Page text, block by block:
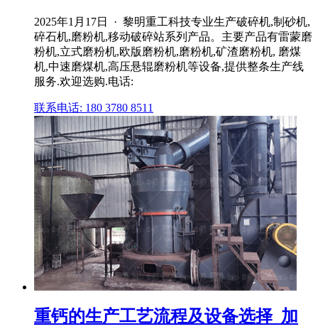
2025年1月17日 · 黎明重工科技专业生产破碎机,制砂机,
碎石机,磨粉机,移动破碎站系列产品。主要产品有雷蒙磨
粉机,立式磨粉机,欧版磨粉机,磨粉机,矿渣磨粉机, 磨煤
机,中速磨煤机,高压悬辊磨粉机等设备,提供整条生产线
服务.欢迎选购.电话:
联系电话: 180 3780 8511
重钙的生产工艺流程及设备选择_加